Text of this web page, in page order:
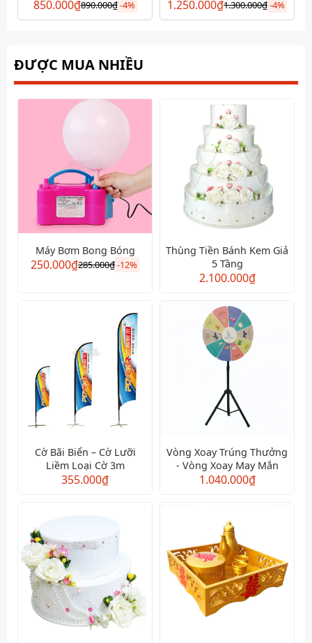
Vàng
850.000₫890.000₫-4% 1.250.000₫1.300.000₫-4%
ĐƯỢC MUA NHIỀU
Máy Bơm Bong Bóng
250.000₫285.000₫-12%
Thùng Tiền Bánh Kem Giả
5 Tầng
2.100.000₫
Cờ Bãi Biển – Cờ Lưỡi
Liềm Loại Cờ 3m
355.000₫
Vòng Xoay Trúng Thưởng
- Vòng Xoay May Mắn
1.040.000₫